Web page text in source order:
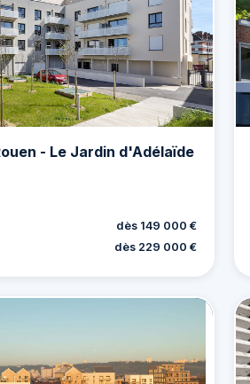
- Le Jardin d'Adélaïde
dès 149 000 €
dès 229 000 €